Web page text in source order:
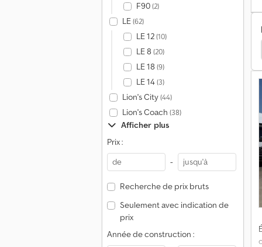
F90(2)
LE(62)
LE 12(10)
LE 8 (20)
LE 18 (9)
LE 14(3)
Lion's City(44)
Lion's Coach (38)
Afficher plus
Prix :
-
Recherche de prix bruts
Seulement avec indication de
prix
Année de construction :
Iveco Eurocargo Ml Poids Lourds